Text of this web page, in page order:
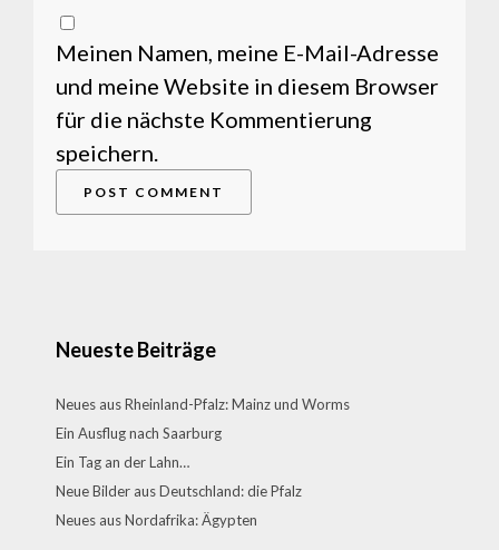
Meinen Namen, meine E-Mail-Adresse
und meine Website in diesem Browser
für die nächste Kommentierung
speichern.
Neueste Beiträge
Neues aus Rheinland-Pfalz: Mainz und Worms
Ein Ausflug nach Saarburg
Ein Tag an der Lahn…
Neue Bilder aus Deutschland: die Pfalz
Neues aus Nordafrika: Ägypten